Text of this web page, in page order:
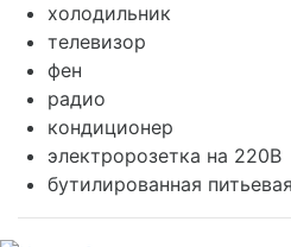
холодильник
телевизор
фен
радио
кондиционер
электророзетка на 220В
бутилированная